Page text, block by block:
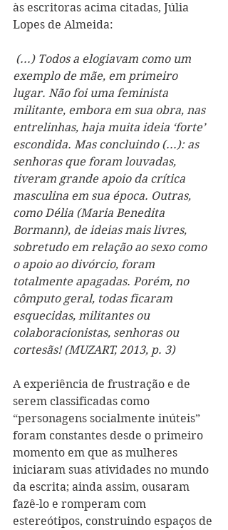
às escritoras acima citadas, Júlia
Lopes de Almeida:
exemplo de mãe, em primeiro
lugar. Não foi uma feminista
militante, embora em sua obra, nas
entrelinhas, haja muita ideia ‘forte’
escondida. Mas concluindo (...): as
senhoras que foram louvadas,
tiveram grande apoio da crítica
masculina em sua época. Outras,
como Délia (Maria Benedita
Bormann), de ideias mais livres,
sobretudo em relação ao sexo como
o apoio ao divórcio, foram
totalmente apagadas. Porém, no
cômputo geral, todas ficaram
esquecidas, militantes ou
colaboracionistas, senhoras ou
cortesãs! (MUZART, 2013, p. 3)
A experiência de frustração e de
serem classificadas como
“personagens socialmente inúteis”
foram constantes desde o primeiro
momento em que as mulheres
iniciaram suas atividades no mundo
da escrita; ainda assim, ousaram
fazê-lo e romperam com
estereótipos, construindo espaços de